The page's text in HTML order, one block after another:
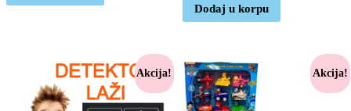
Dodaj u korpu
Akcija! Akcija!